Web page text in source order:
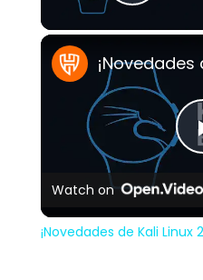
Watch on
¡Novedades de Kali Linux